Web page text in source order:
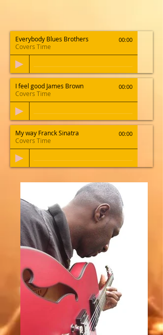
Everybody Blues Brothers
Covers Time
00:00
I feel good James Brown
Covers Time
00:00
My way Franck Sinatra
Covers Time
00:00